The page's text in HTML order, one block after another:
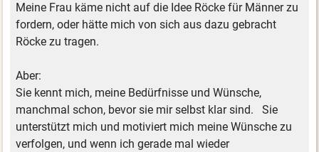
Meine Frau käme nicht auf die Idee Röcke für Männer zu
fordern, oder hätte mich von sich aus dazu gebracht
Röcke zu tragen.
Aber:
Sie kennt mich, meine Bedürfnisse und Wünsche,
manchmal schon, bevor sie mir selbst klar sind. Sie
unterstützt mich und motiviert mich meine Wünsche zu
verfolgen, und wenn ich gerade mal wieder